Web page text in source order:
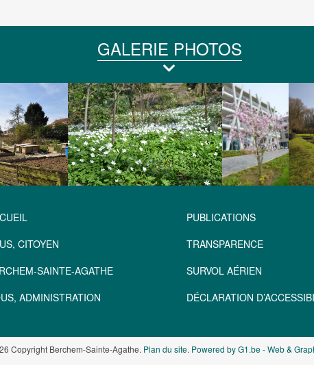
GALERIE PHOTOS
CITOYEN
SAINTE-AGATHE
ADMINISTRATION
PUBLICATIONS
TRANSPARENCE
SURVOL AÉRIEN
DÉCLARATION
Copyright Berchem-Sainte-Agathe. Plan du site. Powered by G1.be - Web &